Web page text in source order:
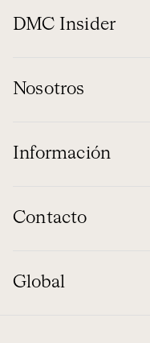
DMC Insider
Nosotros
Información
Contacto
Global